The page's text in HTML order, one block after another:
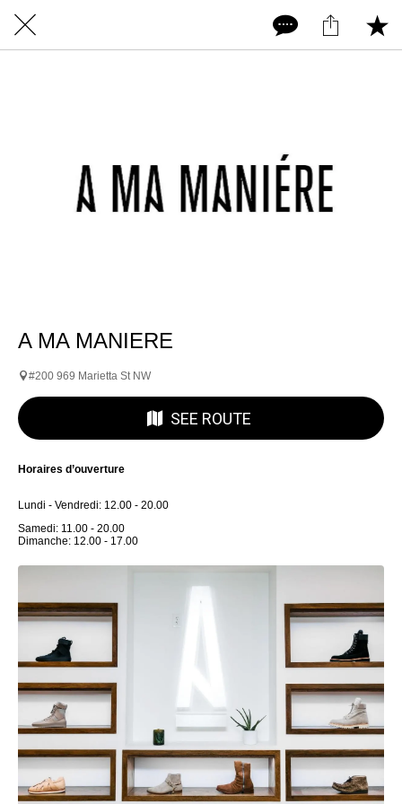
A MA MANIERE
#200 969 Marietta St NW
SEE ROUTE
Horaires d’ouverture
Lundi - Vendredi: 12.00 - 20.00
Samedi: 11.00 - 20.00
Dimanche: 12.00 - 17.00